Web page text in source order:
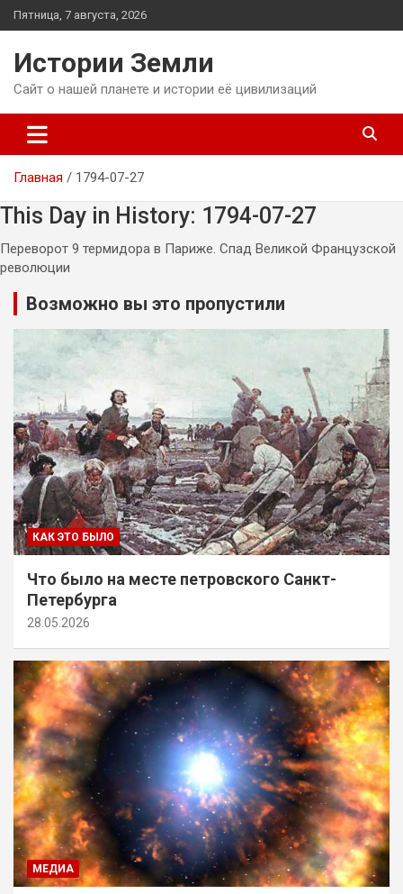
Перейти
к
Пятница, 7 августа, 2026
Истории Земли
Сайт о нашей планете и истории её цивилизаций
Главная 1794-07-27
This Day in History: 1794-07-27
Переворот 9 термидора в Париже. Спад Великой Французской
революции
Возможно вы это пропустили
КАК ЭТО БЫЛО
Что было на месте петровского Санкт-
Петербурга
28.05.2026
МЕДИА